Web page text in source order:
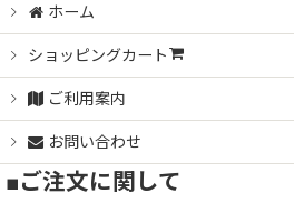
ホーム
ショッピングカート
ご利用案内
お問い合わせ
■ご注文に関して